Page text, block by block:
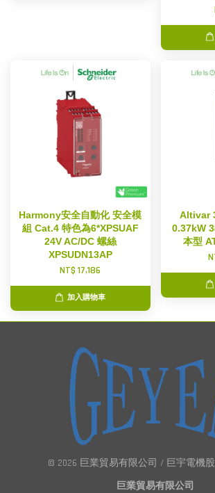
Harmony安全自動化 安全模
組 Cat.4 特色為6*XPSUAF
24V AC/DC 螺絲
XPSUDN13AP
NT$ 17,186
加入購物車
Altivar
0.37kW
本型
© 2026 巨業貿易有限公司 / 巨宇電機
巨業貿易有限公司